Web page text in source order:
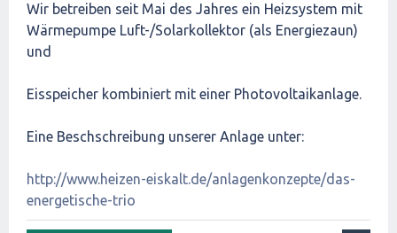
Wir betreiben seit Mai des Jahres ein Heizsystem mit
Wärmepumpe Luft-/Solarkollektor (als Energiezaun)
und
Eisspeicher kombiniert mit einer Photovoltaikanlage.
Eine Beschschreibung unserer Anlage unter:
http://www.heizen-eiskalt.de/anlagenkonzepte/das-
energetische-trio